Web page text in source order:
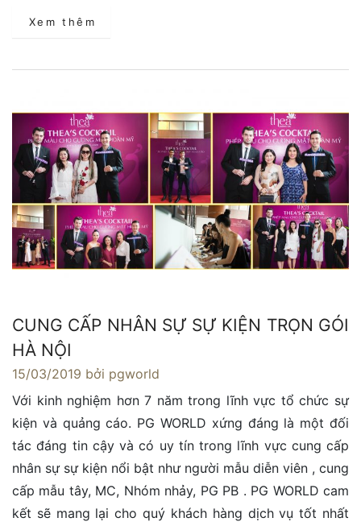
Xem thêm
CUNG CẤP NHÂN SỰ SỰ KIỆN TRỌN GÓI
HÀ NỘI
15/03/2019 bởi pgworld
Với kinh nghiệm hơn 7 năm trong lĩnh vực tổ chức sự
kiện và quảng cáo. PG WORLD xứng đáng là một đối
tác đáng tin cậy và có uy tín trong lĩnh vực cung cấp
nhân sự sự kiện nổi bật như người mẫu diễn viên , cung
cấp mẫu tây, MC, Nhóm nhảy, PG PB . PG WORLD cam
kết sẽ mang lại cho quý khách hàng dịch vụ tốt nhất